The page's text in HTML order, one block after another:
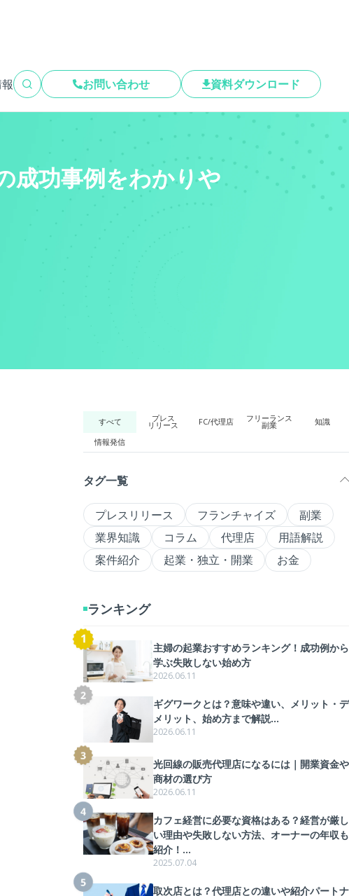
お問い合わせ 資料ダウンロード
成功事例をわかりや
すべて プレス
リリース FC/代理店 フリーランス
副業 知識
情報発信
タグ一覧
プレスリリース フランチャイズ
副業
業界知識
コラム 代理店
用語解説
案件紹介
起業・独立・開業 お金
ランキング
主婦の起業おすすめランキング！成功例から
学ぶ失敗しない始め方
2026.06.11
ギグワークとは？意味や違い、メリット・デ
メリット、始め方まで解説...
2026.06.11
光回線の販売代理店になるには｜開業資金や
商材の選び方
2026.06.11
カフェ経営に必要な資格はある？経営が厳し
い理由や失敗しない方法、オーナーの年収も
紹介！...
2025.07.04
取次店とは？代理店との違いや紹介パートナ